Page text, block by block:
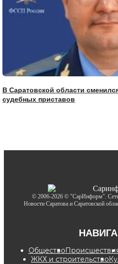
В Саратовской области
судебных приставов
© 2006-2026 © "СарИнформ".
Новости Саратова и Саратовской
Общество
ЖКХ и строительство